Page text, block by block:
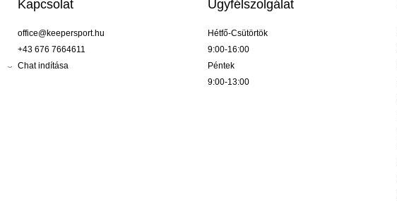
Kapcsolat
office@keepersport.hu
+43 676 7664611
Chat indítása
Ügyfélszolgálat
Hétfő-Csütörtök
9:00-16:00
Péntek
9:00-13:00